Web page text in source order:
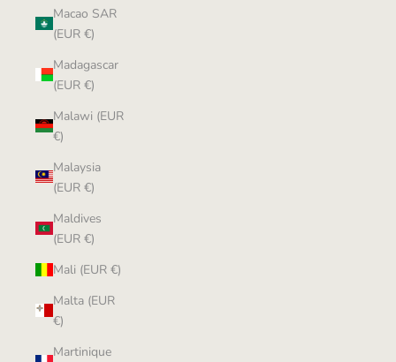
Macao SAR
(EUR €)
Madagascar
(EUR €)
Malawi (EUR
€)
Malaysia
(EUR €)
Maldives
(EUR €)
Mali (EUR €)
Malta (EUR
€)
Martinique